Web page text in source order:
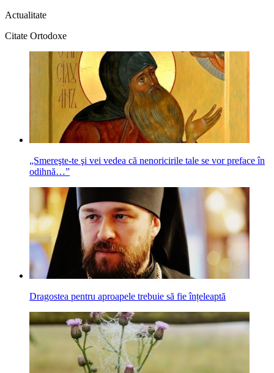
Actualitate
Citate Ortodoxe
„Smereşte-te şi vei vedea că nenoricirile tale se vor preface în
odihnă…”
Dragostea pentru aproapele trebuie să fie înțeleaptă